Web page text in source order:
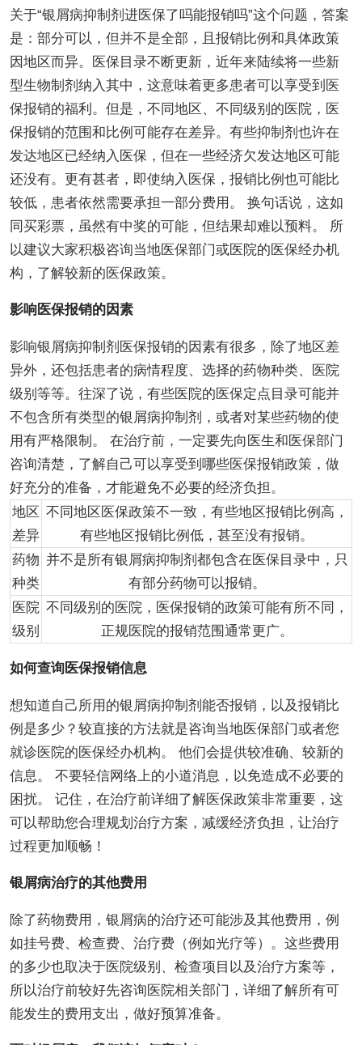
关于“银屑病抑制剂进医保了吗能报销吗”这个问题，答案
是：部分可以，但并不是全部，且报销比例和具体政策
因地区而异。医保目录不断更新，近年来陆续将一些新
型生物制剂纳入其中，这意味着更多患者可以享受到医
保报销的福利。但是，不同地区、不同级别的医院，医
保报销的范围和比例可能存在差异。有些抑制剂也许在
发达地区已经纳入医保，但在一些经济欠发达地区可能
还没有。更有甚者，即使纳入医保，报销比例也可能比
较低，患者依然需要承担一部分费用。 换句话说，这如
同买彩票，虽然有中奖的可能，但结果却难以预料。 所
以建议大家积极咨询当地医保部门或医院的医保经办机
构，了解较新的医保政策。
影响医保报销的因素
影响银屑病抑制剂医保报销的因素有很多，除了地区差
异外，还包括患者的病情程度、选择的药物种类、医院
级别等等。往深了说，有些医院的医保定点目录可能并
不包含所有类型的银屑病抑制剂，或者对某些药物的使
用有严格限制。 在治疗前，一定要先向医生和医保部门
咨询清楚，了解自己可以享受到哪些医保报销政策，做
好充分的准备，才能避免不必要的经济负担。
地区
差异
不同地区医保政策不一致，有些地区报销比例高，
有些地区报销比例低，甚至没有报销。
药物
种类
并不是所有银屑病抑制剂都包含在医保目录中，只
有部分药物可以报销。
医院
级别
不同级别的医院，医保报销的政策可能有所不同，
正规医院的报销范围通常更广。
如何查询医保报销信息
想知道自己所用的银屑病抑制剂能否报销，以及报销比
例是多少？较直接的方法就是咨询当地医保部门或者您
就诊医院的医保经办机构。 他们会提供较准确、较新的
信息。 不要轻信网络上的小道消息，以免造成不必要的
困扰。 记住，在治疗前详细了解医保政策非常重要，这
可以帮助您合理规划治疗方案，减缓经济负担，让治疗
过程更加顺畅！
银屑病治疗的其他费用
除了药物费用，银屑病的治疗还可能涉及其他费用，例
如挂号费、检查费、治疗费（例如光疗等）。这些费用
的多少也取决于医院级别、检查项目以及治疗方案等，
所以治疗前较好先咨询医院相关部门，详细了解所有可
能发生的费用支出，做好预算准备。